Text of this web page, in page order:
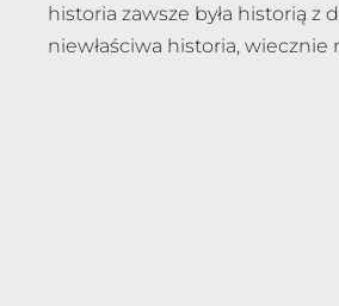
historia zawsze była historią z
niewłaściwa historia, wiecznie